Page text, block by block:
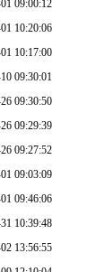
09:00:12
10:20:06
10:17:00
09:30:01
09:30:50
09:29:39
09:27:52
09:03:09
09:46:06
10:39:48
13:56:55